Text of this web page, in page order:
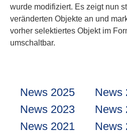
wurde modifiziert. Es zeigt nun
veränderten Objekte an und
vorher selektiertes Objekt im
umschaltbar.
News 2025
News
News 2023
News
News 2021
News